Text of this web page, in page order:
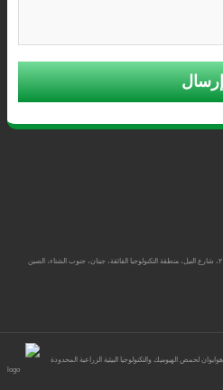
إرسال
لحمض الهيوميك والتكنولوجيا البيئية الزراعية المحدودة